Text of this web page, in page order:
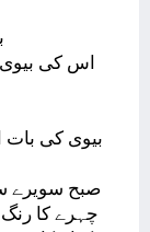
اس کی
بیوی کی بات
صبح سویرے
چہرے کا